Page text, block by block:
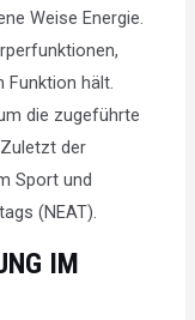
Weise Energie.
Funktion hält.
die zugeführte
der
Sport und
(NEAT).
IM